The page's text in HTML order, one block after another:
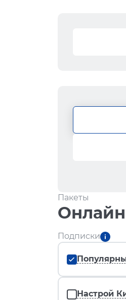
Пакеты
Подписки
Настрой